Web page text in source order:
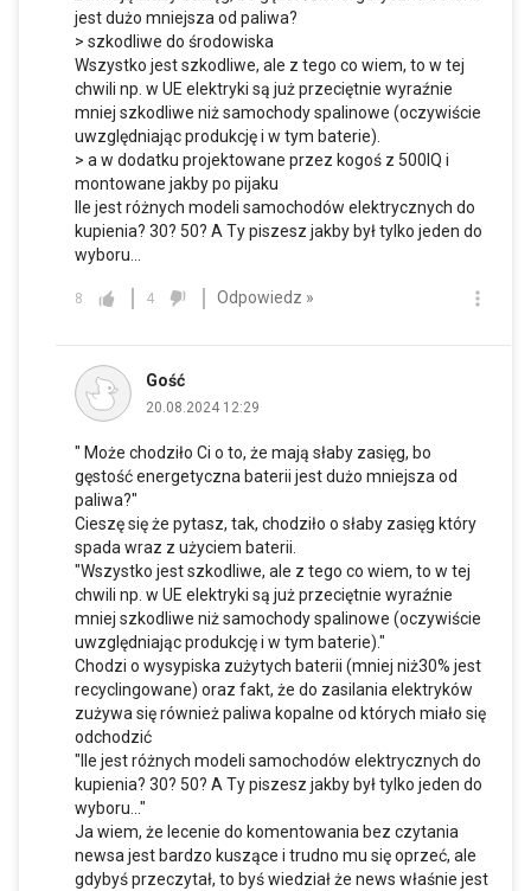
jest dużo mniejsza od paliwa?
> szkodliwe do środowiska
Wszystko jest szkodliwe, ale z tego co wiem, to w tej
chwili np. w UE elektryki są już przeciętnie wyraźnie
mniej szkodliwe niż samochody spalinowe (oczywiście
uwzględniając produkcję i w tym baterie).
> a w dodatku projektowane przez kogoś z 500IQ i
montowane jakby po pijaku
Ile jest różnych modeli samochodów elektrycznych do
kupienia? 30? 50? A Ty piszesz jakby był tylko jeden do
wyboru...
8 4 Odpowiedz »
Gość
20.08.2024 12:29
" Może chodziło Ci o to, że mają słaby zasięg, bo
gęstość energetyczna baterii jest dużo mniejsza od
paliwa?"
Cieszę się że pytasz, tak, chodziło o słaby zasięg który
spada wraz z użyciem baterii.
"Wszystko jest szkodliwe, ale z tego co wiem, to w tej
chwili np. w UE elektryki są już przeciętnie wyraźnie
mniej szkodliwe niż samochody spalinowe (oczywiście
uwzględniając produkcję i w tym baterie)."
Chodzi o wysypiska zużytych baterii (mniej niż30% jest
recyclingowane) oraz fakt, że do zasilania elektryków
zużywa się również paliwa kopalne od których miało się
odchodzić
"Ile jest różnych modeli samochodów elektrycznych do
kupienia? 30? 50? A Ty piszesz jakby był tylko jeden do
wyboru..."
Ja wiem, że lecenie do komentowania bez czytania
newsa jest bardzo kuszące i trudno mu się oprzeć, ale
gdybyś przeczytał, to byś wiedział że news właśnie jest